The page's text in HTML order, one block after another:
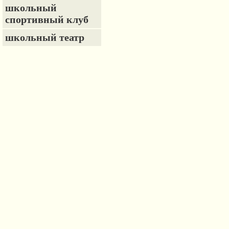
школьный
спортивный клуб
школьный театр